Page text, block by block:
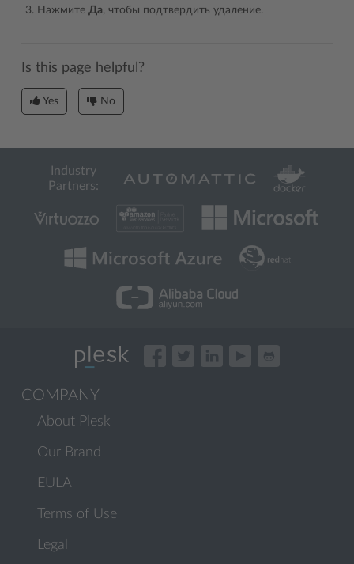
Нажмите Да, чтобы подтвердить удаление.
Is this page helpful?
Yes No
Industry
Partners:
COMPANY
About Plesk
Our Brand
EULA
Terms of Use
Legal